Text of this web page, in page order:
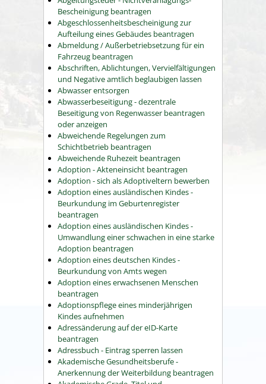
Bescheinigung beantragen
Abgeschlossenheitsbescheinigung zur
Aufteilung eines Gebäudes beantragen
Abmeldung / Außerbetriebsetzung für ein
Fahrzeug beantragen
Abschriften, Ablichtungen, Vervielfältigungen
und Negative amtlich beglaubigen lassen
Abwasser entsorgen
Abwasserbeseitigung - dezentrale
Beseitigung von Regenwasser beantragen
oder anzeigen
Abweichende Regelungen zum
Schichtbetrieb beantragen
Abweichende Ruhezeit beantragen
Adoption - Akteneinsicht beantragen
Adoption - sich als Adoptiveltern bewerben
Adoption eines ausländischen Kindes -
Beurkundung im Geburtenregister
beantragen
Adoption eines ausländischen Kindes -
Umwandlung einer schwachen in eine starke
Adoption beantragen
Adoption eines deutschen Kindes -
Beurkundung von Amts wegen
Adoption eines erwachsenen Menschen
beantragen
Adoptionspflege eines minderjährigen
Kindes aufnehmen
Adressänderung auf der eID-Karte
beantragen
Adressbuch - Eintrag sperren lassen
Akademische Gesundheitsberufe -
Anerkennung der Weiterbildung beantragen